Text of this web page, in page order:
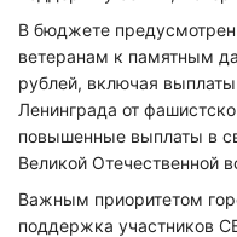
В бюджете
ветеранам к памятным
рублей, включая
Ленинграда от
повышенные выплаты в
Великой Отечественной
Важным приоритетом
поддержка участников